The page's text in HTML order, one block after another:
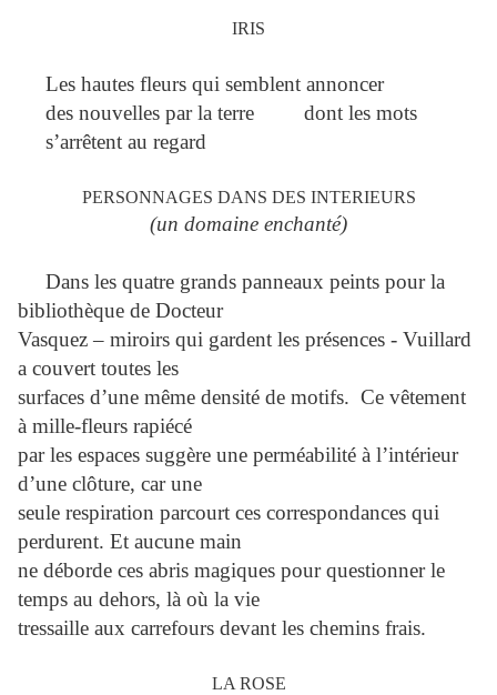
IRIS
Les hautes fleurs qui semblent annoncer
des nouvelles par la terre dont les mots
s’arrêtent au regard
PERSONNAGES DANS DES INTERIEURS
(un domaine enchanté)
Dans les quatre grands panneaux peints pour la
bibliothèque de Docteur
Vasquez – miroirs qui gardent les présences - Vuillard
a couvert toutes les
surfaces d’une même densité de motifs. Ce vêtement
à mille-fleurs rapiécé
par les espaces suggère une perméabilité à l’intérieur
d’une clôture, car une
seule respiration parcourt ces correspondances qui
perdurent. Et aucune main
ne déborde ces abris magiques pour questionner le
temps au dehors, là où la vie
tressaille aux carrefours devant les chemins frais.
LA ROSE